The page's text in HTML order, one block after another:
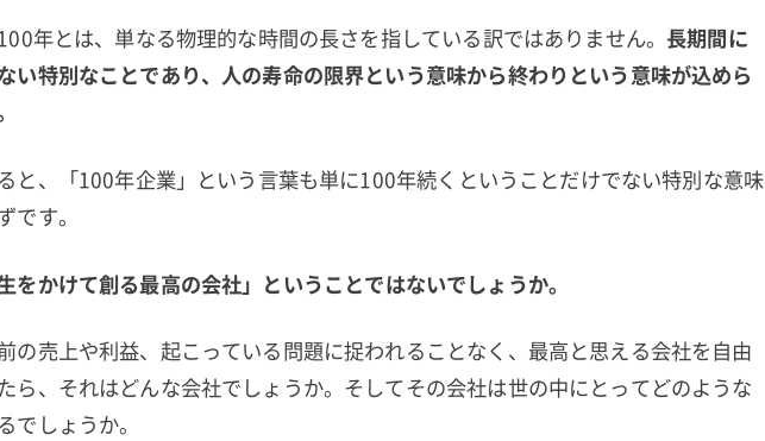
年とは、単なる物理的な時間の長さを指している訳ではありません。長期間に
い特別なことであり、人の寿命の限界という意味から終わりという意味が込めら
と、「100年企業」という言葉も単に100年続くということだけでない特別な意味
です。
生をかけて創る最高の会社」ということではないでしょうか。
の売上や利益、起こっている問題に捉われることなく、最高と思える会社を自由
ら、それはどんな会社でしょうか。そしてその会社は世の中にとってどのような
でしょうか。